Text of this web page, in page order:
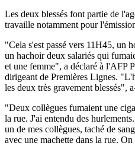
Les deux blessés font partie de
travaille notamment pour
"Cela s'est passé vers 11H45, un
un hachoir deux salariés qui
et une femme", a déclaré à l'AFP
dirigeant de Premières Lignes.
les deux très gravement blessés",
"Deux collègues fumaient une
la rue. J'ai entendu des
un de mes collègues, taché de
avec une machette dans la rue.